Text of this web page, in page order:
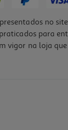
no
para
vigor na loja